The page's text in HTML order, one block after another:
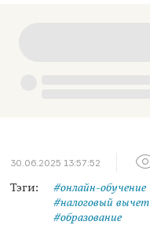
30.06.2025 13:57:52
Тэги:
#онлайн-обучение
#налоговый вычет
#образование